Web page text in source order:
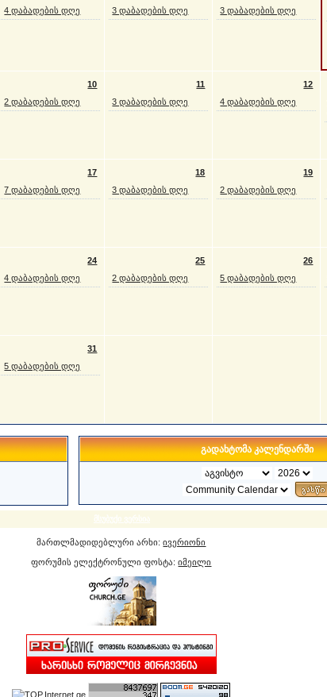
4 დაბადების დღე
3 დაბადების დღე
3 დაბადების დღე
10
2 დაბადების დღე
11
3 დაბადების დღე
12
4 დაბადების დღე
17
7 დაბადების დღე
18
3 დაბადების დღე
19
2 დაბადების დღე
24
4 დაბადების დღე
25
2 დაბადების დღე
26
5 დაბადების დღე
31
5 დაბადების დღე
გადახტომა კალენდარში
მსუბუქი ვერსია
მართლმადიდებლური არხი:ივერიონი
ფორუმის ელექტრონული ფოსტა:იმეილი